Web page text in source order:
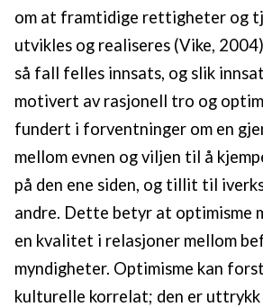
om at framtidige rettigheter og
utvikles og realiseres (Vike,
så fall felles innsats, og slik
motivert av rasjonell tro og
fundert i forventninger om en
mellom evnen og viljen til å
på den ene siden, og tillit til
andre. Dette betyr at optimisme
en kvalitet i relasjoner mellom
myndigheter. Optimisme kan
kulturelle korrelat; den er